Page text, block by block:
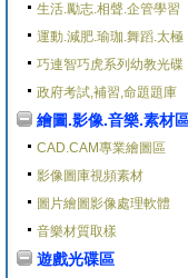
生活.勵志.相聲.企管學習
運動.減肥.瑜珈.舞蹈.太極
巧連智巧虎系列幼教光碟
政府考試,補習,命題題庫
繪圖.影像.音樂.素材
CAD.CAM專業繪圖區
影像圖庫視頻素材
圖片繪圖影像處理軟體
音樂材質取樣
遊戲光碟區